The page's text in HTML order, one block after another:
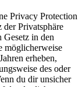
Privacy Protection
der Privatsphäre
in den
möglicherweise
erheben,
des oder
du dir unsicher